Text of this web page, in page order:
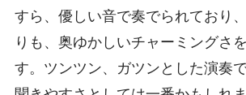
すら、優しい音で奏でられており
りも、奥ゆかしいチャーミングさ
す。ツンツン、ガツンとした演奏